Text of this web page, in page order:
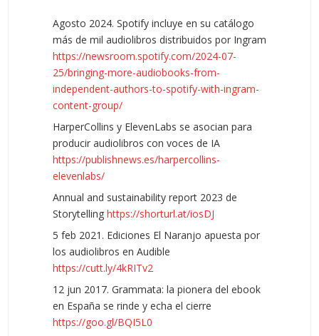
Agosto 2024. Spotify incluye en su catálogo
más de mil audiolibros distribuidos por Ingram
https://newsroom.spotify.com/2024-07-
25/bringing-more-audiobooks-from-
independent-authors-to-spotify-with-ingram-
content-group/
HarperCollins y ElevenLabs se asocian para
producir audiolibros con voces de IA
https://publishnews.es/harpercollins-
elevenlabs/
Annual and sustainability report 2023 de
Storytelling https://shorturl.at/iosDJ
5 feb 2021. Ediciones El Naranjo apuesta por
los audiolibros en Audible
https://cutt.ly/4kRITv2
12 jun 2017. Grammata: la pionera del ebook
en España se rinde y echa el cierre
https://goo.gl/BQI5L0